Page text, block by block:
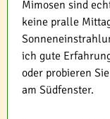
Mimosen sind
keine pralle
ich gute
oder probieren
am Südfenster.